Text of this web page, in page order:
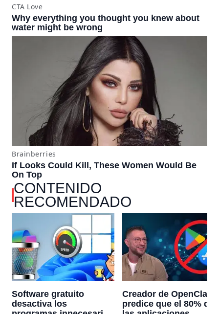
CONTENIDO
RECOMENDADO
Software gratuito
desactiva los
Creador de OpenClaw
predice que el 80% de